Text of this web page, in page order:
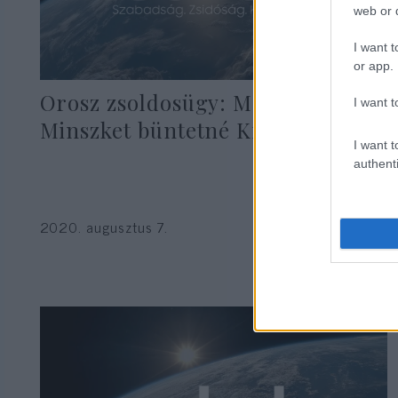
web or
I want
or app.
I want
I want
Orosz zsoldosügy: Moszkva
Minszket büntetné Kijev miatt
2020. augusztus 7.